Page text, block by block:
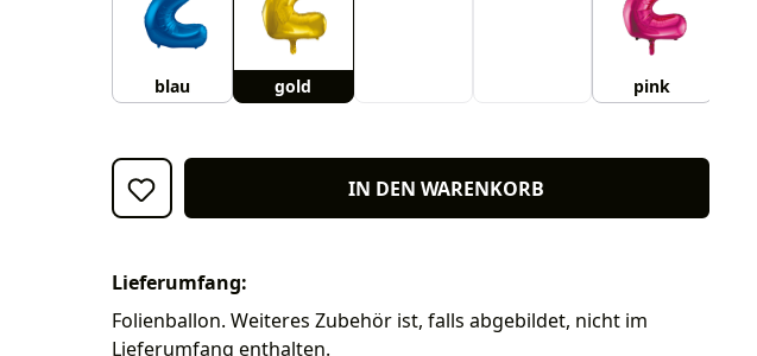
blau gold pink
IN DEN WARENKORB
Lieferumfang:
Folienballon. Weiteres Zubehör ist, falls abgebildet, nicht im
Lieferumfang enthalten.